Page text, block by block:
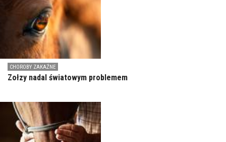
CHOROBY ZAKAŹNE
Zołzy nadal światowym problemem